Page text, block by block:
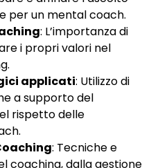
per un mental coach.
: L’importanza di
i propri valori nel
applicati: Utilizzo di
a supporto del
rispetto delle
: Tecniche e
coaching, dalla gestione